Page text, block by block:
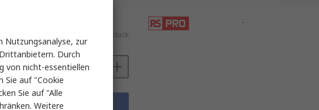
317,37 €/Stück
Hinzufügen
-
Nutzungsanalyse, zur
Durch
von nicht-essentiellen
Sie auf "Cookie
Sie auf "Alle
Weitere